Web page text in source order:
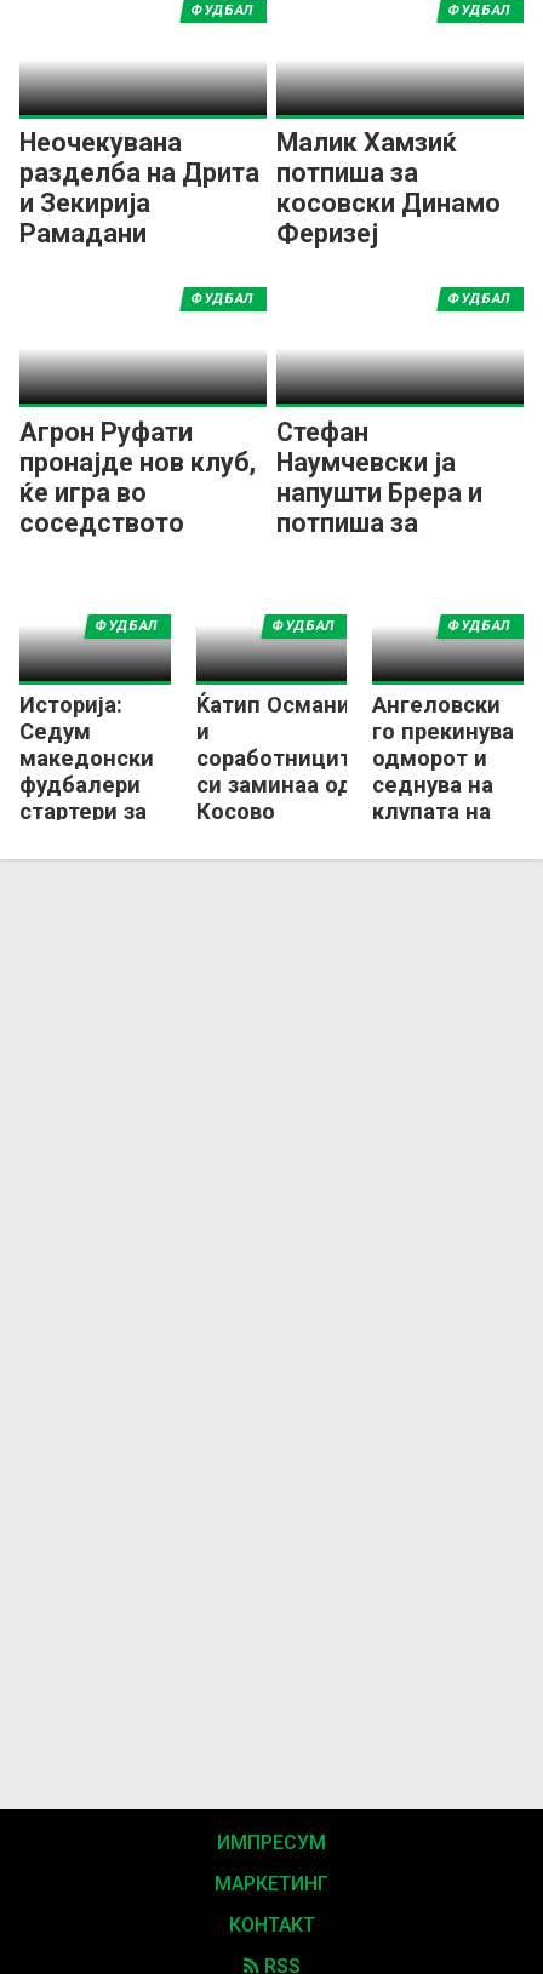
Неочекувана
разделба на Дрита
и Зекирија
Рамадани
ФУДБАЛ
Малик Хамзиќ
потпиша за
косовски Динамо
Феризеј
ФУДБАЛ
Агрон Руфати
пронајде нов клуб,
ќе игра во
соседството
ФУДБАЛ
Стефан
Наумчевски ја
напушти Брера и
потпиша за
ФУДБАЛ
Историја:
Седум
македонски
фудбалери
стартери за
странство!
ФУДБАЛ
Ќатип Османи
и
соработниците
си заминаа од
Косово
ФУДБАЛ
Ангеловски
го прекинува
одморот и
седнува на
клупата на
Косово?
ФУДБАЛ
ИМПРЕСУМ
МАРКЕТИНГ
КОНТАКТ
RSS